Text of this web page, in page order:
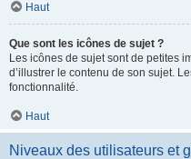
Haut
Que sont les icônes de sujet ?
Les icônes de sujet sont de petites
d’illustrer le contenu de son sujet.
fonctionnalité.
Haut
Niveaux des utilisateurs et